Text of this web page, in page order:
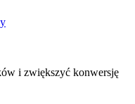
i zwiększyć konwersję